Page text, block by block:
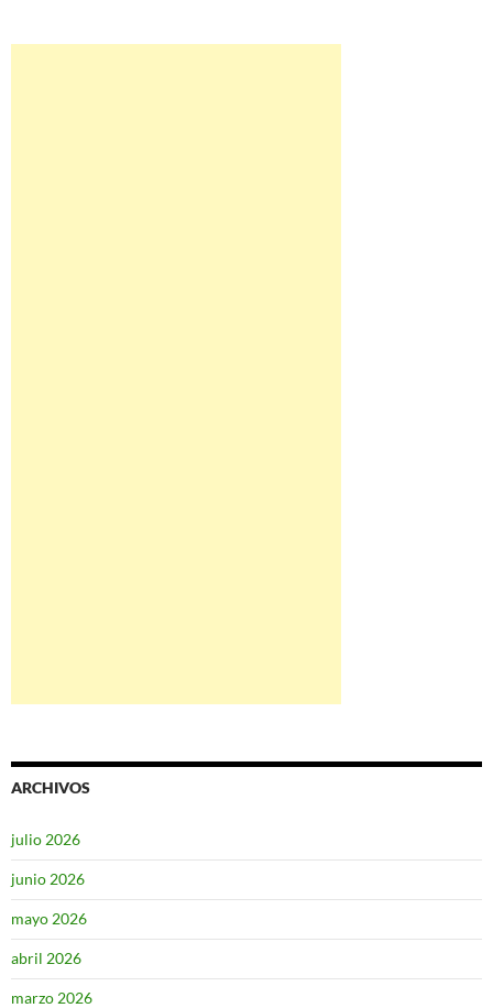
ARCHIVOS
julio 2026
junio 2026
mayo 2026
abril 2026
marzo 2026